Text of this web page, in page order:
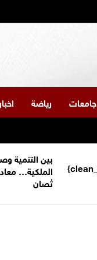
جامعات رياضة
بين التنمية
الملكية…
تُصان